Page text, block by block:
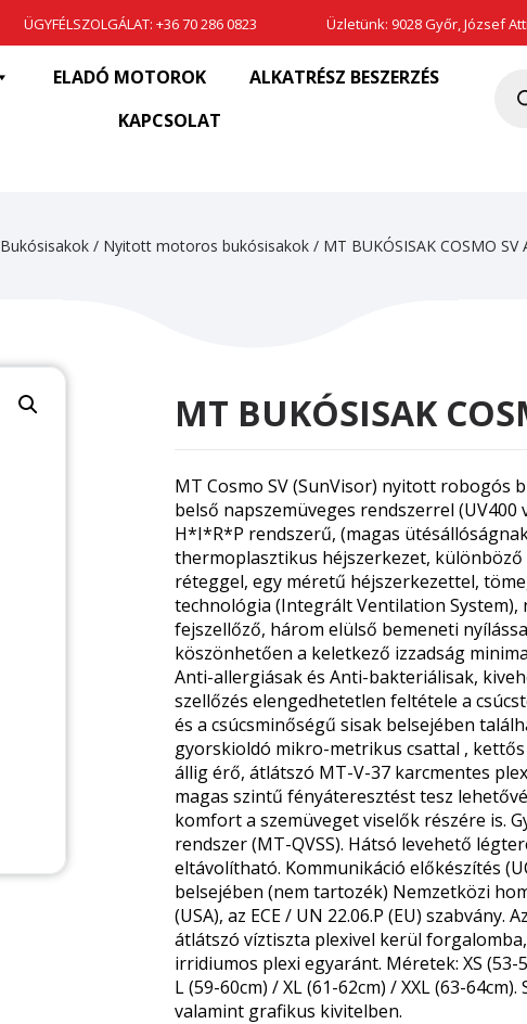
ÜGYFÉLSZOLGÁLAT: +36 70 286 0823 Üzletünk: 9028 Győr, József
ELADÓ MOTOROK
ALKATRÉSZ BESZERZÉS
KAPCSOLAT
Bukósisakok/ Nyitott motoros bukósisakok/ MT BUKÓSISAK COSMO SV
MT BUKÓSISAK
MT Cosmo SV (SunVisor) nyitott robogós
belső napszemüveges rendszerrel (UV400
H*I*R*P rendszerű, (magas
thermoplasztikus héjszerkezet, különböző
réteggel, egy méretű héjszerkezettel,
technológia (Integrált Ventilation System),
fejszellőző, három elülső bemeneti
köszönhetően a keletkező izzadság
Anti-allergiásak és Anti-bakteriálisak,
szellőzés elengedhetetlen feltétele a
és a csúcsminőségű sisak belsejében
gyorskioldó mikro-metrikus csattal ,
állig érő, átlátszó MT-V-37 karcmentes
magas szintű fényáteresztést tesz
komfort a szemüveget viselők részére is.
rendszer (MT-QVSS). Hátsó levehető
eltávolítható. Kommunikáció előkészítés
belsejében (nem tartozék) Nemzetközi
(USA), az ECE / UN 22.06.P (EU) szabvány.
átlátszó víztiszta plexivel kerül
irridiumos plexi egyaránt. Méretek: XS (53-
L (59-60cm) / XL (61-62cm) / XXL (63-
valamint grafikus kivitelben.